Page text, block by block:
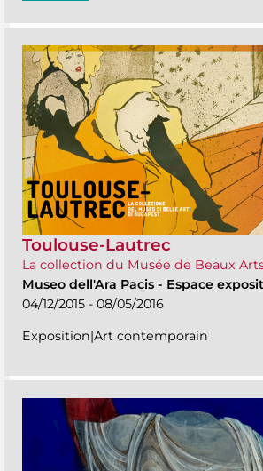
Toulouse-Lautrec
La collection du Musée de Beaux
Museo dell'Ara Pacis - Espace
04/12/2015 - 08/05/2016
Exposition|Art contemporain